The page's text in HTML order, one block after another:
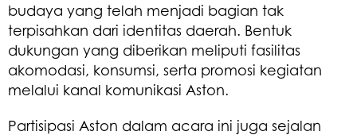
budaya yang telah menjadi bagian tak
terpisahkan dari identitas daerah. Bentuk
dukungan yang diberikan meliputi fasilitas
akomodasi, konsumsi, serta promosi kegiatan
melalui kanal komunikasi Aston.
Partisipasi Aston dalam acara ini juga sejalan